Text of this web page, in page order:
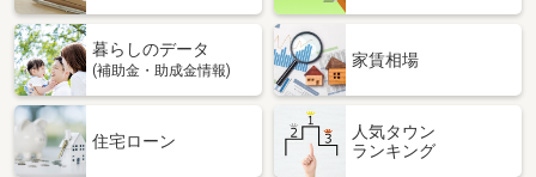
暮らしのデータ
(補助金・助成金情報)
家賃相場
住宅ローン
人気タウン
ランキング